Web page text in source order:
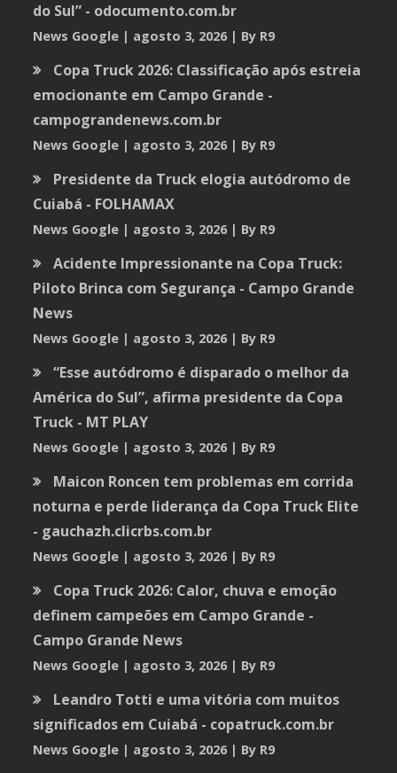
do Sul” - odocumento.com.br
News Google agosto 3, 2026 By R9
Copa Truck 2026: Classificação após estreia
emocionante em Campo Grande -
campograndenews.com.br
News Google agosto 3, 2026 By R9
Presidente da Truck elogia autódromo de
Cuiabá - FOLHAMAX
News Google agosto 3, 2026 By R9
Acidente Impressionante na Copa Truck:
Piloto Brinca com Segurança - Campo Grande
News
News Google agosto 3, 2026 By R9
“Esse autódromo é disparado o melhor da
América do Sul”, afirma presidente da Copa
Truck - MT PLAY
News Google agosto 3, 2026 By R9
Maicon Roncen tem problemas em corrida
noturna e perde liderança da Copa Truck Elite
- gauchazh.clicrbs.com.br
News Google agosto 3, 2026 By R9
Copa Truck 2026: Calor, chuva e emoção
definem campeões em Campo Grande -
Campo Grande News
News Google agosto 3, 2026 By R9
Leandro Totti e uma vitória com muitos
significados em Cuiabá - copatruck.com.br
News Google agosto 3, 2026 By R9